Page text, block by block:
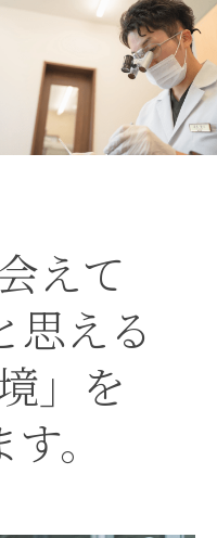
えて
思える
」 を
。